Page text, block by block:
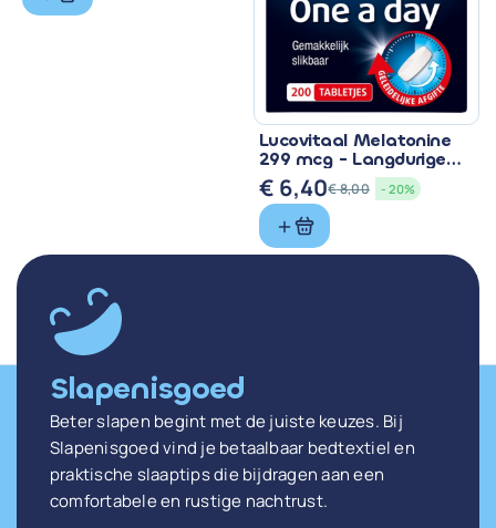
Lucovitaal Melatonine
299 mcg - Langdurige
Werkzaamheid
€8,00
Oorspronkelijke
prijs
was:
€ 6,40
Huidige
prijs
is:
- 20%
Slapenisgoed
Beter slapen begint met de juiste keuzes. Bij
Slapenisgoed vind je betaalbaar bedtextiel en
praktische slaaptips die bijdragen aan een
comfortabele en rustige nachtrust.